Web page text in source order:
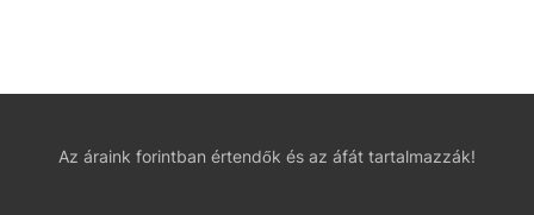
Az áraink forintban értendők és az áfát tartalmazzák!